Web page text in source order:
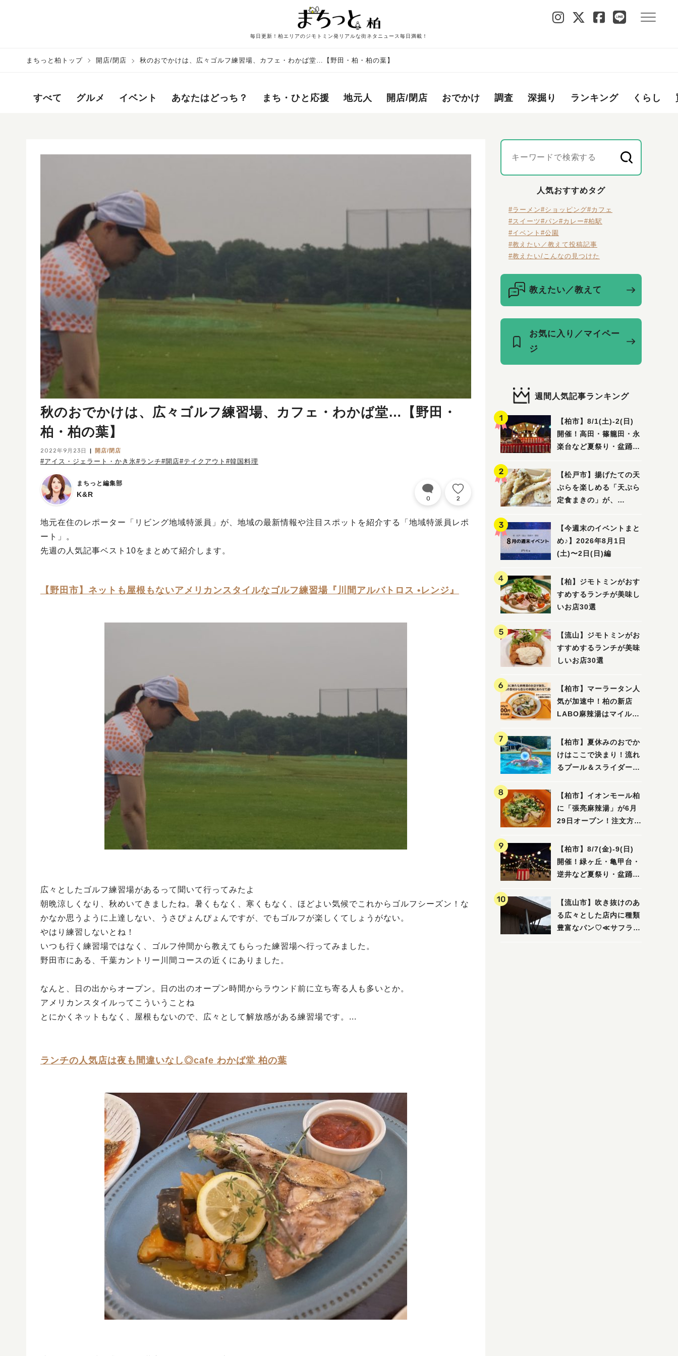
毎日更新！柏エリアのジモトミン発リアルな街ネタニュース毎日満載！
まちっと柏トップ 開店/閉店 秋のおでかけは、広々ゴルフ練習場、カフェ・わかば堂…【野田・柏・柏の葉】
すべて グルメ イベント あなたはどっち？ まち・ひと応援 地元人 開店/閉店 おでかけ 調査 深掘り ランキング くらし
秋のおでかけは、広々ゴルフ練習場、カフェ・わかば堂…【野田・
柏・柏の葉】
2022年9月23日 開店/閉店
#アイス・ジェラート・かき氷#ランチ#開店#テイクアウト #韓国料理
まちっと編集部
K&R 0 2
地元在住のレポーター「リビング地域特派員」が、地域の最新情報や注目スポットを紹介する「地域特派員レポ
ート」。
先週の人気記事ベスト10をまとめて紹介します。
【野田市】ネットも屋根もないアメリカンスタイルなゴルフ練習場『川間アルバトロス •レンジ』
広々としたゴルフ練習場があるって聞いて行ってみたよ
朝晩涼しくなり、秋めいてきましたね。暑くもなく、寒くもなく、ほどよい気候でこれからゴルフシーズン！な
かなか思うように上達しない、うさぴょんぴょんですが、でもゴルフが楽しくてしょうがない。
やはり練習しないとね！
いつも行く練習場ではなく、ゴルフ仲間から教えてもらった練習場へ行ってみました。
野田市にある、千葉カントリー川間コースの近くにありました。
なんと、日の出からオープン。日の出のオープン時間からラウンド前に立ち寄る人も多いとか。
アメリカンスタイルってこういうことね
とにかくネットもなく、屋根もないので、広々として解放感がある練習場です。...
ランチの人気店は夜も間違いなし◎cafe わかば堂 柏の葉
人気おすすめタグ
#ラーメン#ショッピング#カフェ
#スイーツ#パン#カレー#柏駅
#イベント #公園
#教えたい／教えて投稿記事
#教えたい/こんなの見つけた
教えたい／教えて
お気に入り／マイペー
ジ
週間人気記事ランキング
【柏市】8/1(土)‐2(日)
開催！高田・篠籠田・永
楽台など夏祭り・盆踊り
【松戸市】揚げたての天
ぷらを楽しめる「天ぷら
定食まきの」が、
【今週末のイベントまと
め♪】2026年8月1日
(土)〜2日(日)編
【柏】ジモトミンがおす
すめするランチが美味し
いお店30選
【流山】ジモトミンがお
すすめするランチが美味
しいお店30選
【柏市】マーラータン人
気が加速中！柏の新店
LABO麻辣湯はマイルド
【柏市】夏休みのおでか
けはここで決まり！流れ
るプール＆スライダーに
ル」を親子で満喫してき
ました！
【柏市】イオンモール柏
に「張亮麻辣湯」が6月
29日オープン！注文方法
ビュー
【柏市】8/7(金)‐9(日)
開催！緑ヶ丘・亀甲台・
逆井など夏祭り・盆踊り
【流山市】吹き抜けのあ
る広々とした店内に種類
豊富なパン♡≪サフラン